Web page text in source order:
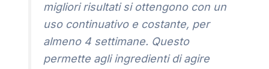
migliori risultati si ottengono con un
uso continuativo e costante, per
almeno 4 settimane. Questo
permette agli ingredienti di agire